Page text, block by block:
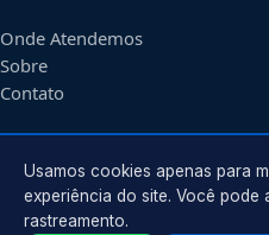
Onde Atendemos
Sobre
Contato
CONTATO
Atendimento em
Usamos cookies apenas para
experiência do site. Você pode
rastreamento.